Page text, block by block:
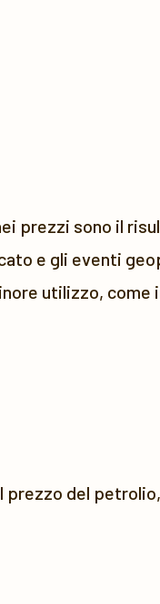
prezzi sono il
e gli eventi
utilizzo, come
del